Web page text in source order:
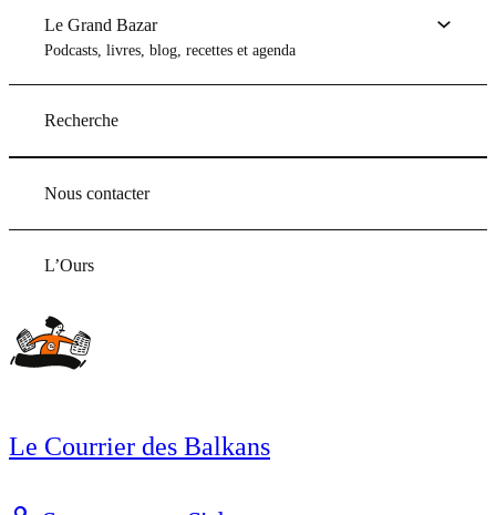
Le Grand Bazar
Podcasts, livres, blog, recettes et agenda
Recherche
Nous contacter
L’Ours
Le Courrier des Balkans